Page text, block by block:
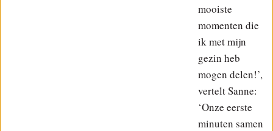
mooiste
momenten die
ik met mijn
gezin heb
mogen delen!’,
vertelt Sanne:
‘Onze eerste
minuten samen